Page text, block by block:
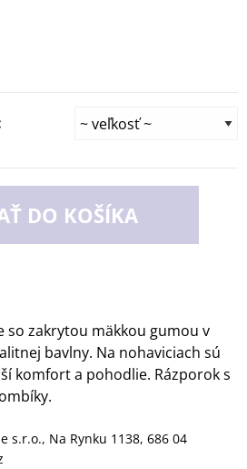
DO KOŠÍKA
so zakrytou mäkkou gumou v
bavlny. Na nohaviciach sú
komfort a pohodlie. Rázporok s
s.r.o., Na Rynku 1138, 686 04